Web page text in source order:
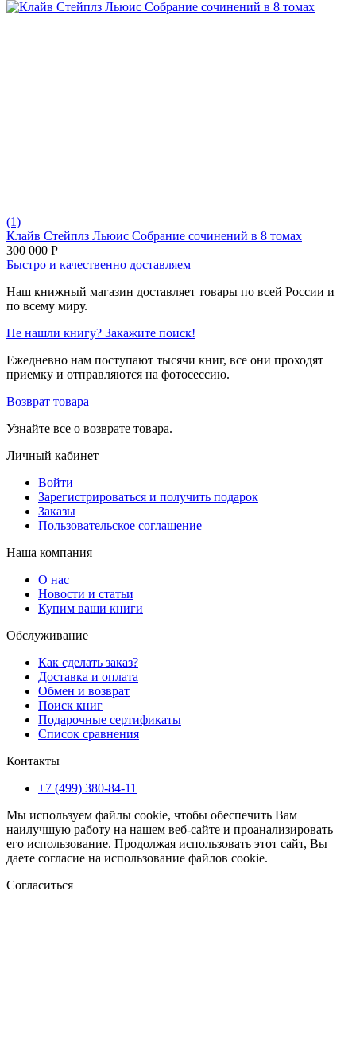
(1)
Клайв Стейплз Льюис Собрание сочинений в 8 томах
300 000 Р
Быстро и качественно доставляем
Наш книжный магазин доставляет товары по всей России и
по всему миру.
Не нашли книгу? Закажите поиск!
Ежедневно нам поступают тысячи книг, все они проходят
приемку и отправляются на фотосессию.
Возврат товара
Узнайте все о возврате товара.
Личный кабинет
Войти
Зарегистрироваться и получить подарок
Заказы
Пользовательское соглашение
Наша компания
О нас
Новости и статьи
Купим ваши книги
Обслуживание
Как сделать заказ?
Доставка и оплата
Обмен и возврат
Поиск книг
Подарочные сертификаты
Список сравнения
Контакты
+7 (499) 380-84-11
Мы используем файлы cookie, чтобы обеспечить Вам
наилучшую работу на нашем веб-сайте и проанализировать
его использование. Продолжая использовать этот сайт, Вы
даете согласие на использование файлов cookie.
Согласиться